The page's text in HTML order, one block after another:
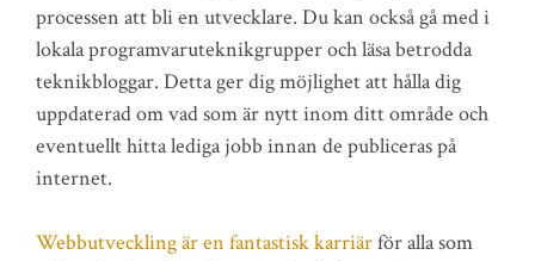
processen att bli en utvecklare. Du kan också gå med i
lokala programvaruteknikgrupper och läsa betrodda
teknikbloggar. Detta ger dig möjlighet att hålla dig
uppdaterad om vad som är nytt inom ditt område och
eventuellt hitta lediga jobb innan de publiceras på
internet.
Webbutveckling är en fantastisk karriärför alla som